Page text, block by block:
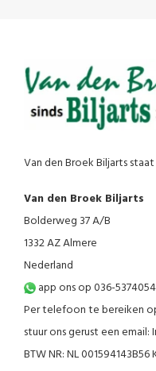
Van den Broek Biljarts
Van den Broek Biljarts
Bolderweg 37 A/B
1332 AZ Almere
Nederland
app ons op 036-5374054
Per telefoon te bereiken
stuur ons gerust een email:
BTW NR: NL 001594143B56